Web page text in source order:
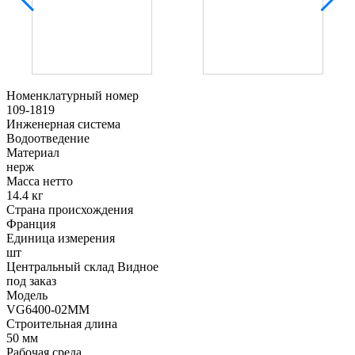
Номенклатурный номер
109-1819
Инженерная система
Водоотведение
Материал
нерж
Масса нетто
14.4 кг
Страна происхождения
Франция
Единица измерения
шт
Центральный склад Видное
под заказ
Модель
VG6400-02MM
Строительная длина
50 мм
Рабочая среда